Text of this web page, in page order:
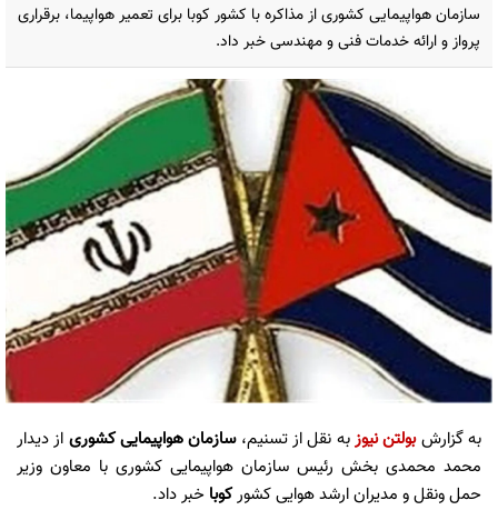
سازمان هواپیمایی کشوری از مذاکره با کشور کوبا برای تعمیر هواپیما، برقراری
پرواز و ارائه خدمات فنی و مهندسی خبر داد.
به گزارشبولتن نیوزبه نقل از تسنیم،سازمان هواپیمایی کشوری از دیدار
محمد محمدی بخش رئیس سازمان هواپیمایی کشوری با معاون وزیر
حمل ونقل و مدیران ارشد هوایی کشورکوبا خبر داد.